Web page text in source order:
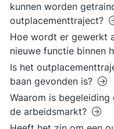
kunnen worden
outplacementtraject?
Hoe wordt er gewerkt
nieuwe functie binnen
Is het
baan gevonden is?
Waarom is
de arbeidsmarkt?